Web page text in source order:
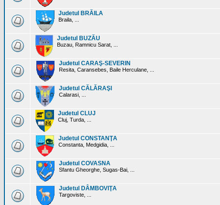
Judetul BRĂILA
Braila, ...
Judetul BUZĂU
Buzau, Ramnicu Sarat, ...
Judetul CARAŞ-SEVERIN
Resita, Caransebes, Baile Herculane, ...
Judetul CĂLĂRAŞI
Calarasi, ...
Judetul CLUJ
Cluj, Turda, ...
Judetul CONSTANŢA
Constanta, Medgidia, ...
Judetul COVASNA
Sfantu Gheorghe, Sugas-Bai, ...
Judetul DÂMBOVIŢA
Targoviste, ...